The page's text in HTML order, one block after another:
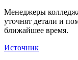
Менеджеры
уточнят детали и
ближайшее время.
Источник